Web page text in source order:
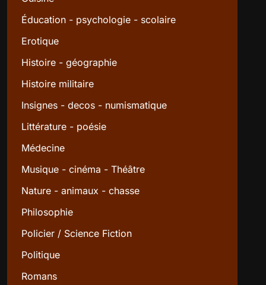
Éducation - psychologie - scolaire
Erotique
Histoire - géographie
Histoire militaire
Insignes - decos - numismatique
Littérature - poésie
Médecine
Musique - cinéma - Théâtre
Nature - animaux - chasse
Philosophie
Policier / Science Fiction
Politique
Romans